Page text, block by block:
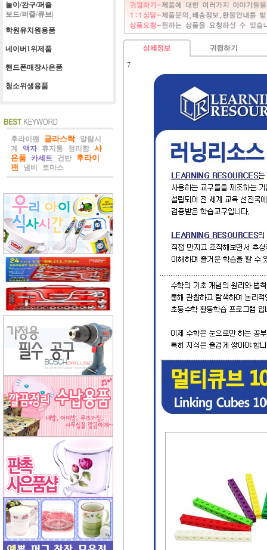
놀이/완구/퍼즐
보드/퍼즐/큐브|
학원유치원용품
네이버1위제품
핸드폰매장사은품
청소위생용품
후라이팬 글라스락
알람시
계
액자 휴지통 정리함
사
은품
카세트 건반
후라이
팬
냄비 토마스
7